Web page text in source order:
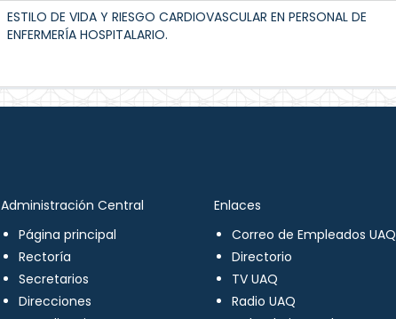
ESTILO DE VIDA Y RIESGO CARDIOVASCULAR EN PERSONAL DE
ENFERMERÍA HOSPITALARIO.
Administración Central
Página principal
Rectoría
Secretarios
Direcciones
Enlaces
Correo de Empleados UAQ
Directorio
TV UAQ
Radio UAQ